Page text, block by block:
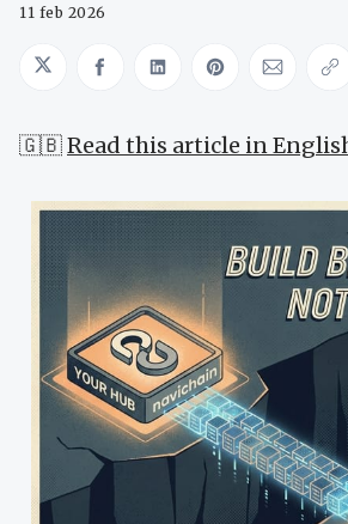
11 feb 2026
Share on Twitter
Share on Facebook
Share on LinkedIn
Share onShare
🇬🇧Read this article in